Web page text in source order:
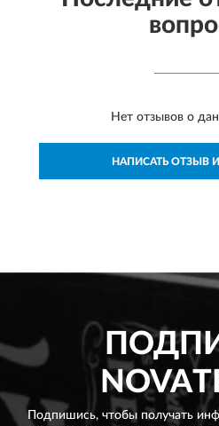
Нет отзывов о
НАПИСАТЬ ОТЗЫВ
Подпишись, чтобы получать